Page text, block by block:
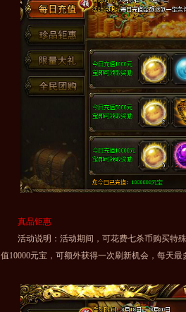
真品钜惠
活动说明：活动期间，可花费七杀币购买特殊
值10000元宝，可额外获得一次刷新机会，每天